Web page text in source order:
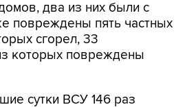
два из них были с
повреждены пять частных
сгорел, 33
которых повреждены
сутки ВСУ 146 раз